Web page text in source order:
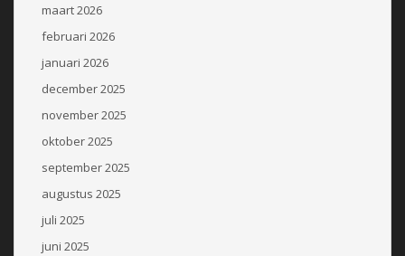
maart 2026
februari 2026
januari 2026
december 2025
november 2025
oktober 2025
september 2025
augustus 2025
juli 2025
juni 2025